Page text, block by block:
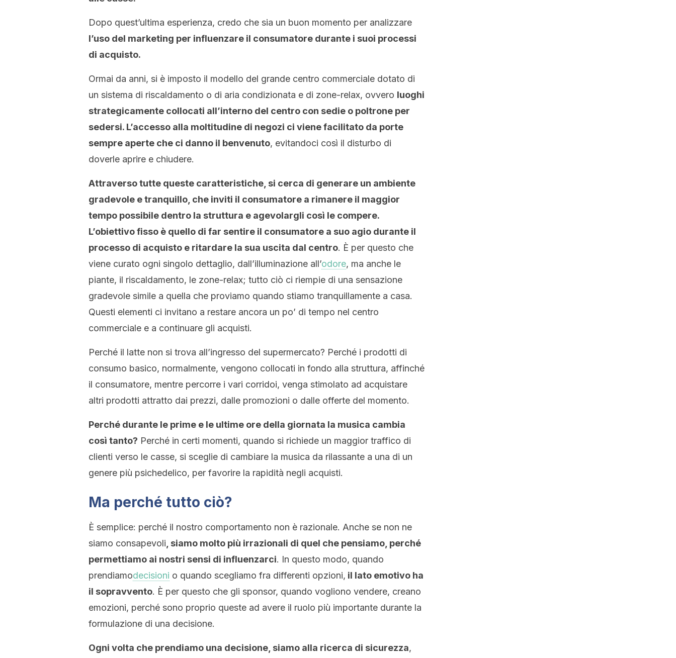
Dopo quest’ultima esperienza, credo che sia un buon momento per analizzare
l’uso del marketing per influenzare il consumatore durante i suoi processi
di acquisto.
Ormai da anni, si è imposto il modello del grande centro commerciale dotato di
un sistema di riscaldamento o di aria condizionata e di zone-relax, ovvero luoghi
strategicamente collocati all’interno del centro con sedie o poltrone per
sedersi. L’accesso alla moltitudine di negozi ci viene facilitato da porte
sempre aperte che ci danno il benvenuto, evitandoci così il disturbo di
doverle aprire e chiudere.
Attraverso tutte queste caratteristiche, si cerca di generare un ambiente
gradevole e tranquillo, che inviti il consumatore a rimanere il maggior
tempo possibile dentro la struttura e agevolargli così le compere.
L’obiettivo fisso è quello di far sentire il consumatore a suo agio durante il
processo di acquisto e ritardare la sua uscita dal centro. È per questo che
viene curato ogni singolo dettaglio, dall’illuminazione all’odore, ma anche le
piante, il riscaldamento, le zone-relax; tutto ciò ci riempie di una sensazione
gradevole simile a quella che proviamo quando stiamo tranquillamente a casa.
Questi elementi ci invitano a restare ancora un po’ di tempo nel centro
commerciale e a continuare gli acquisti.
Perché il latte non si trova all’ingresso del supermercato? Perché i prodotti di
consumo basico, normalmente, vengono collocati in fondo alla struttura, affinché
il consumatore, mentre percorre i vari corridoi, venga stimolato ad acquistare
altri prodotti attratto dai prezzi, dalle promozioni o dalle offerte del momento.
Perché durante le prime e le ultime ore della giornata la musica cambia
così tanto? Perché in certi momenti, quando si richiede un maggior traffico di
clienti verso le casse, si sceglie di cambiare la musica da rilassante a una di un
genere più psichedelico, per favorire la rapidità negli acquisti.
Ma perché tutto ciò?
È semplice: perché il nostro comportamento non è razionale. Anche se non ne
siamo consapevoli , siamo molto più irrazionali di quel che pensiamo, perché
permettiamo ai nostri sensi di influenzarci. In questo modo, quando
prendiamodecisioni o quando scegliamo fra differenti opzioni, il lato emotivo ha
il sopravvento. È per questo che gli sponsor, quando vogliono vendere, creano
emozioni, perché sono proprio queste ad avere il ruolo più importante durante la
formulazione di una decisione.
Ogni volta che prendiamo una decisione, siamo alla ricerca di sicurezza,